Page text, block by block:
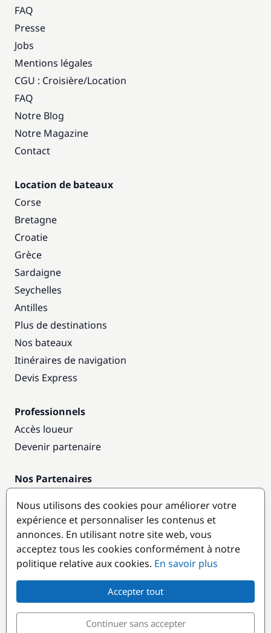
FAQ
Presse
Jobs
Mentions légales
CGU : Croisière/Location
FAQ
Notre Blog
Notre Magazine
Contact
Location de bateaux
Corse
Bretagne
Croatie
Grèce
Sardaigne
Seychelles
Antilles
Plus de destinations
Nos bateaux
Itinéraires de navigation
Devis Express
Professionnels
Accès loueur
Devenir partenaire
Nos Partenaires
Destinations populaires
Nous utilisons des cookies pour améliorer votre
expérience et personnaliser les contenus et
annonces. En utilisant notre site web, vous
acceptez tous les cookies conformément à notre
politique relative aux cookies. En savoir plus
Accepter tout
Continuer sans accepter